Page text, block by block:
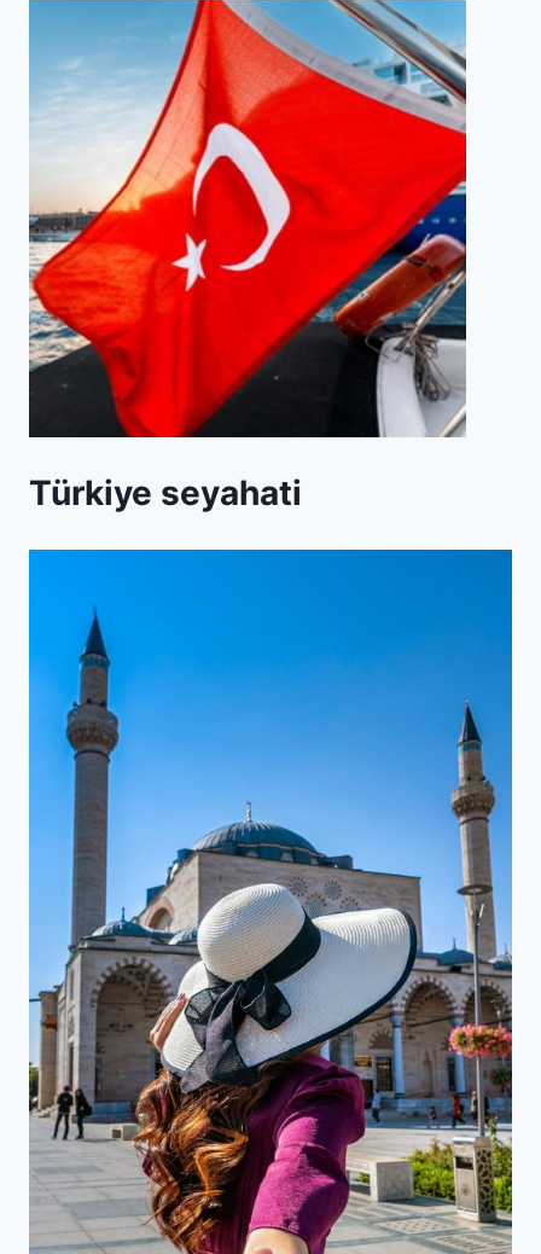
FIYASKO
YORUMLARI
MI
GERÇEK
YANSIMASI
MI?
Türkiye seyahati